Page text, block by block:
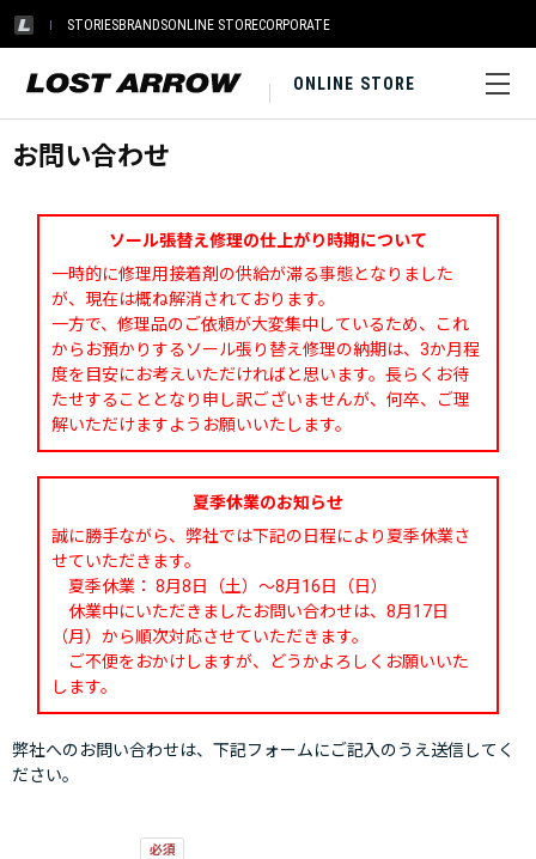
STORIESBRANDSONLINE STORECORPORATE
ONLINE STORE
お問い合わせ
ソール張替え修理の仕上がり時期について
一時的に修理用接着剤の供給が滞る事態となりました
が、現在は概ね解消されております。
一方で、修理品のご依頼が大変集中しているため、これ
からお預かりするソール張り替え修理の納期は、3か月程
度を目安にお考えいただければと思います。長らくお待
たせすることとなり申し訳ございませんが、何卒、ご理
解いただけますようお願いいたします。
夏季休業のお知らせ
誠に勝手ながら、弊社では下記の日程により夏季休業さ
せていただきます。
夏季休業： 8月8日（土）～8月16日（日）
休業中にいただきましたお問い合わせは、8月17日
（月）から順次対応させていただきます。
ご不便をおかけしますが、どうかよろしくお願いいた
します。
弊社へのお問い合わせは、下記フォームにご記入のうえ送信してく
ださい。